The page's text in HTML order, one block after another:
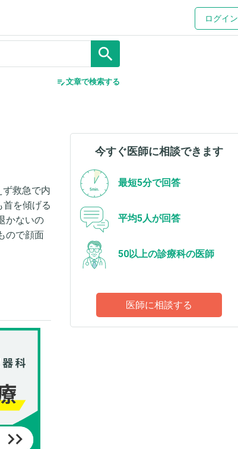
ログイン
search
edit_note文章で検索する
救急で内
を傾げる
かないの
ので顔面
今すぐ医師に相談できます
最短5分で回答
平均5人が回答
50以上の診療科の医師
医師に相談する